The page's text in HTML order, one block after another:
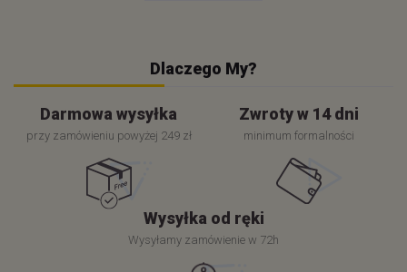
Dlaczego My?
Darmowa wysyłka
przy zamówieniu powyżej 249 zł
Zwroty w 14 dni
minimum formalności
Wysyłka od ręki
Wysyłamy zamówienie w 72h